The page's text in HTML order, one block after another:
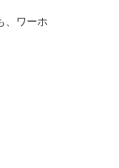
、ワーホ